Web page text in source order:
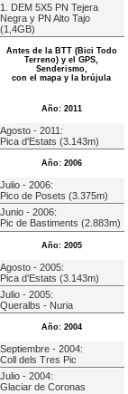
1. DEM 5X5 PN Tejera
Negra y PN Alto Tajo
(1,4GB)
Antes de la BTT (Bici Todo
Terreno) y el GPS,
Senderismo,
con el mapa y la brújula
Año: 2011
Agosto - 2011:
Pica d'Estats (3.143m)
Año: 2006
Julio - 2006:
Pico de Posets (3.375m)
Junio - 2006:
Pic de Bastiments (2.883m)
Año: 2005
Agosto - 2005:
Pica d'Estats (3.143m)
Julio - 2005:
Queralbs - Nuria
Año: 2004
Septiembre - 2004:
Coll dels Tres Pic
Julio - 2004:
Glaciar de Coronas